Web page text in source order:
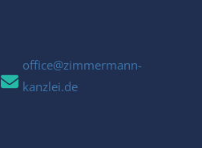
office@zimmermann-
kanzlei.de